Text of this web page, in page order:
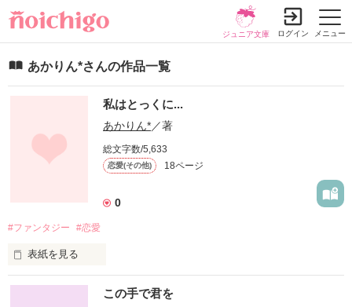
メニュー
ジュニア文庫 ログイン
あかりん*さんの作品一覧
私はとっくに...
あかりん*／著
総文字数/5,633
恋愛(その他) 18ページ
0
#ファンタジー #恋愛
表紙を見る
未編集
この手で君を